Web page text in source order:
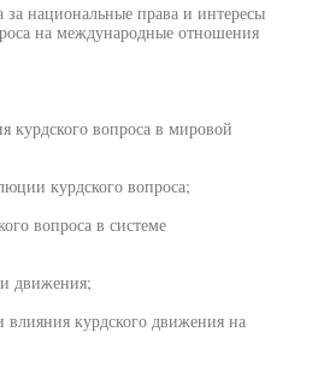
за национальные права и интересы
на международные отношения
курдского вопроса в мировой
курдского вопроса;
вопроса в системе
движения;
влияния курдского движения на